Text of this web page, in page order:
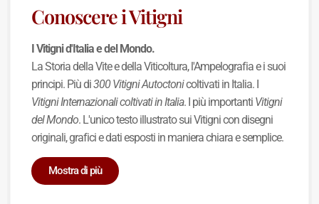
Conoscere i Vitigni
I Vitigni d'Italia e del Mondo.
La Storia della Vite e della Viticoltura, l'Ampelografia e i suoi
principi. Più di300 Vitigni Autoctonicoltivati in Italia. I
Vitigni Internazionali coltivati in Italia. I più importanti Vitigni
del Mondo. L'unico testo illustrato sui Vitigni con disegni
originali, grafici e dati esposti in maniera chiara e semplice.
Mostra di più